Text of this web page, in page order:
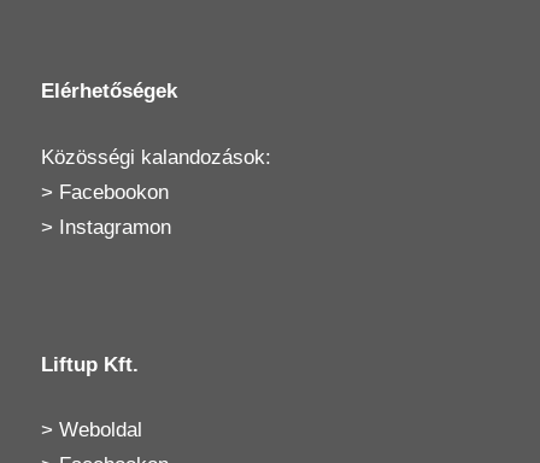
Elérhetőségek
Közösségi kalandozások:
> Facebookon
> Instagramon
Liftup Kft.
> Weboldal